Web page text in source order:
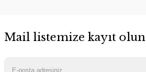
Mail listemize kayıt olun